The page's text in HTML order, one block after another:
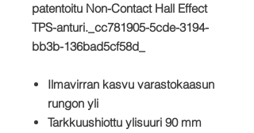
patentoitu Non-Contact Hall Effect
TPS-anturi._cc781905-5cde-3194-
bb3b-136bad5cf58d_
Ilmavirran kasvu varastokaasun
rungon yli
Tarkkuushiottu ylisuuri 90 mm